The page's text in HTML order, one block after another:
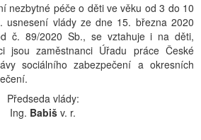
nezbytné péče o děti ve věku od 3 do 10
usnesení vlády ze dne 15. března 2020
č. 89/2020 Sb., se vztahuje i na děti,
jsou zaměstnanci Úřadu práce České
sociálního zabezpečení a okresních
Předseda vlády:
Ing. Babiš v. r.